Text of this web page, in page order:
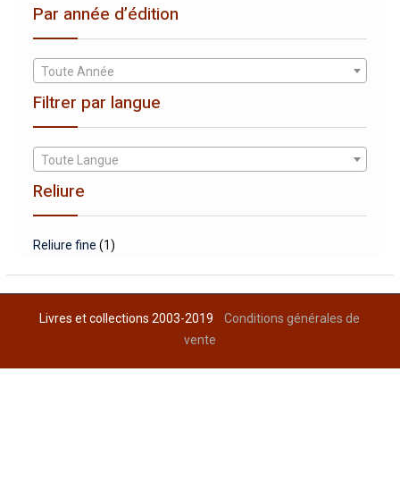
Par année d’édition
Toute Année
Filtrer par langue
Toute Langue
Reliure
Reliure fine (1)
Livres et collections 2003-2019Conditions générales de
vente